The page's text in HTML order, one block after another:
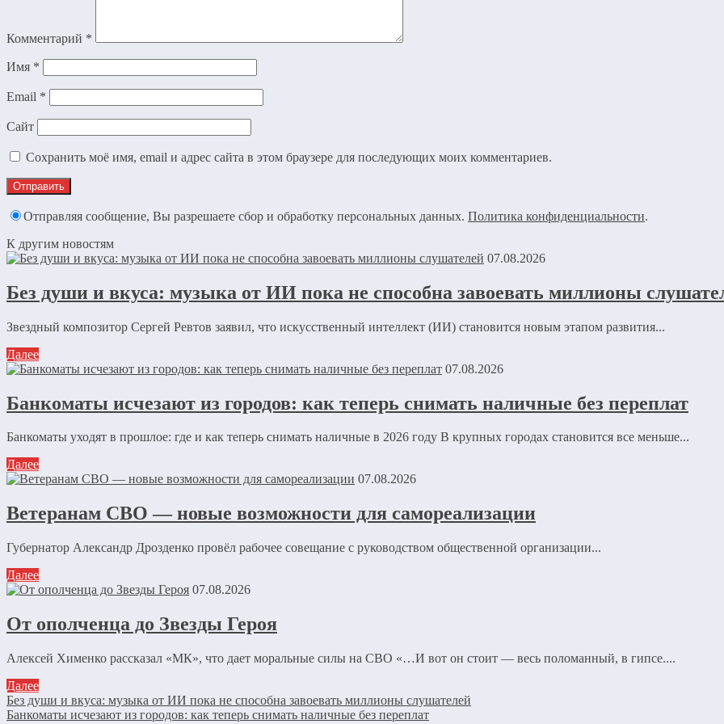
Комментарий *
Имя *
Email *
Сайт
Сохранить моё имя, email и адрес сайта в этом браузере для последующих моих комментариев.
Отправляя сообщение, Вы разрешаете сбор и обработку персональных данных. Политика конфиденциальности.
К другим новостям
07.08.2026
Без души и вкуса: музыка от ИИ пока не способна завоевать миллионы
Звездный композитор Сергей Ревтов заявил, что искусственный интеллект (ИИ) становится новым этапом развития...
Далее
07.08.2026
Банкоматы исчезают из городов: как теперь снимать наличные без переплат
Банкоматы уходят в прошлое: где и как теперь снимать наличные в 2026 году В крупных городах становится все меньше...
Далее
07.08.2026
Ветеранам СВО — новые возможности для самореализации
Губернатор Александр Дрозденко провёл рабочее совещание с руководством общественной организации...
Далее
07.08.2026
От ополченца до Звезды Героя
Алексей Хименко рассказал «МК», что дает моральные силы на СВО «…И вот он стоит — весь поломанный, в гипсе....
Далее
Без души и вкуса: музыка от ИИ пока не способна завоевать миллионы слушателей
Банкоматы исчезают из городов: как теперь снимать наличные без переплат